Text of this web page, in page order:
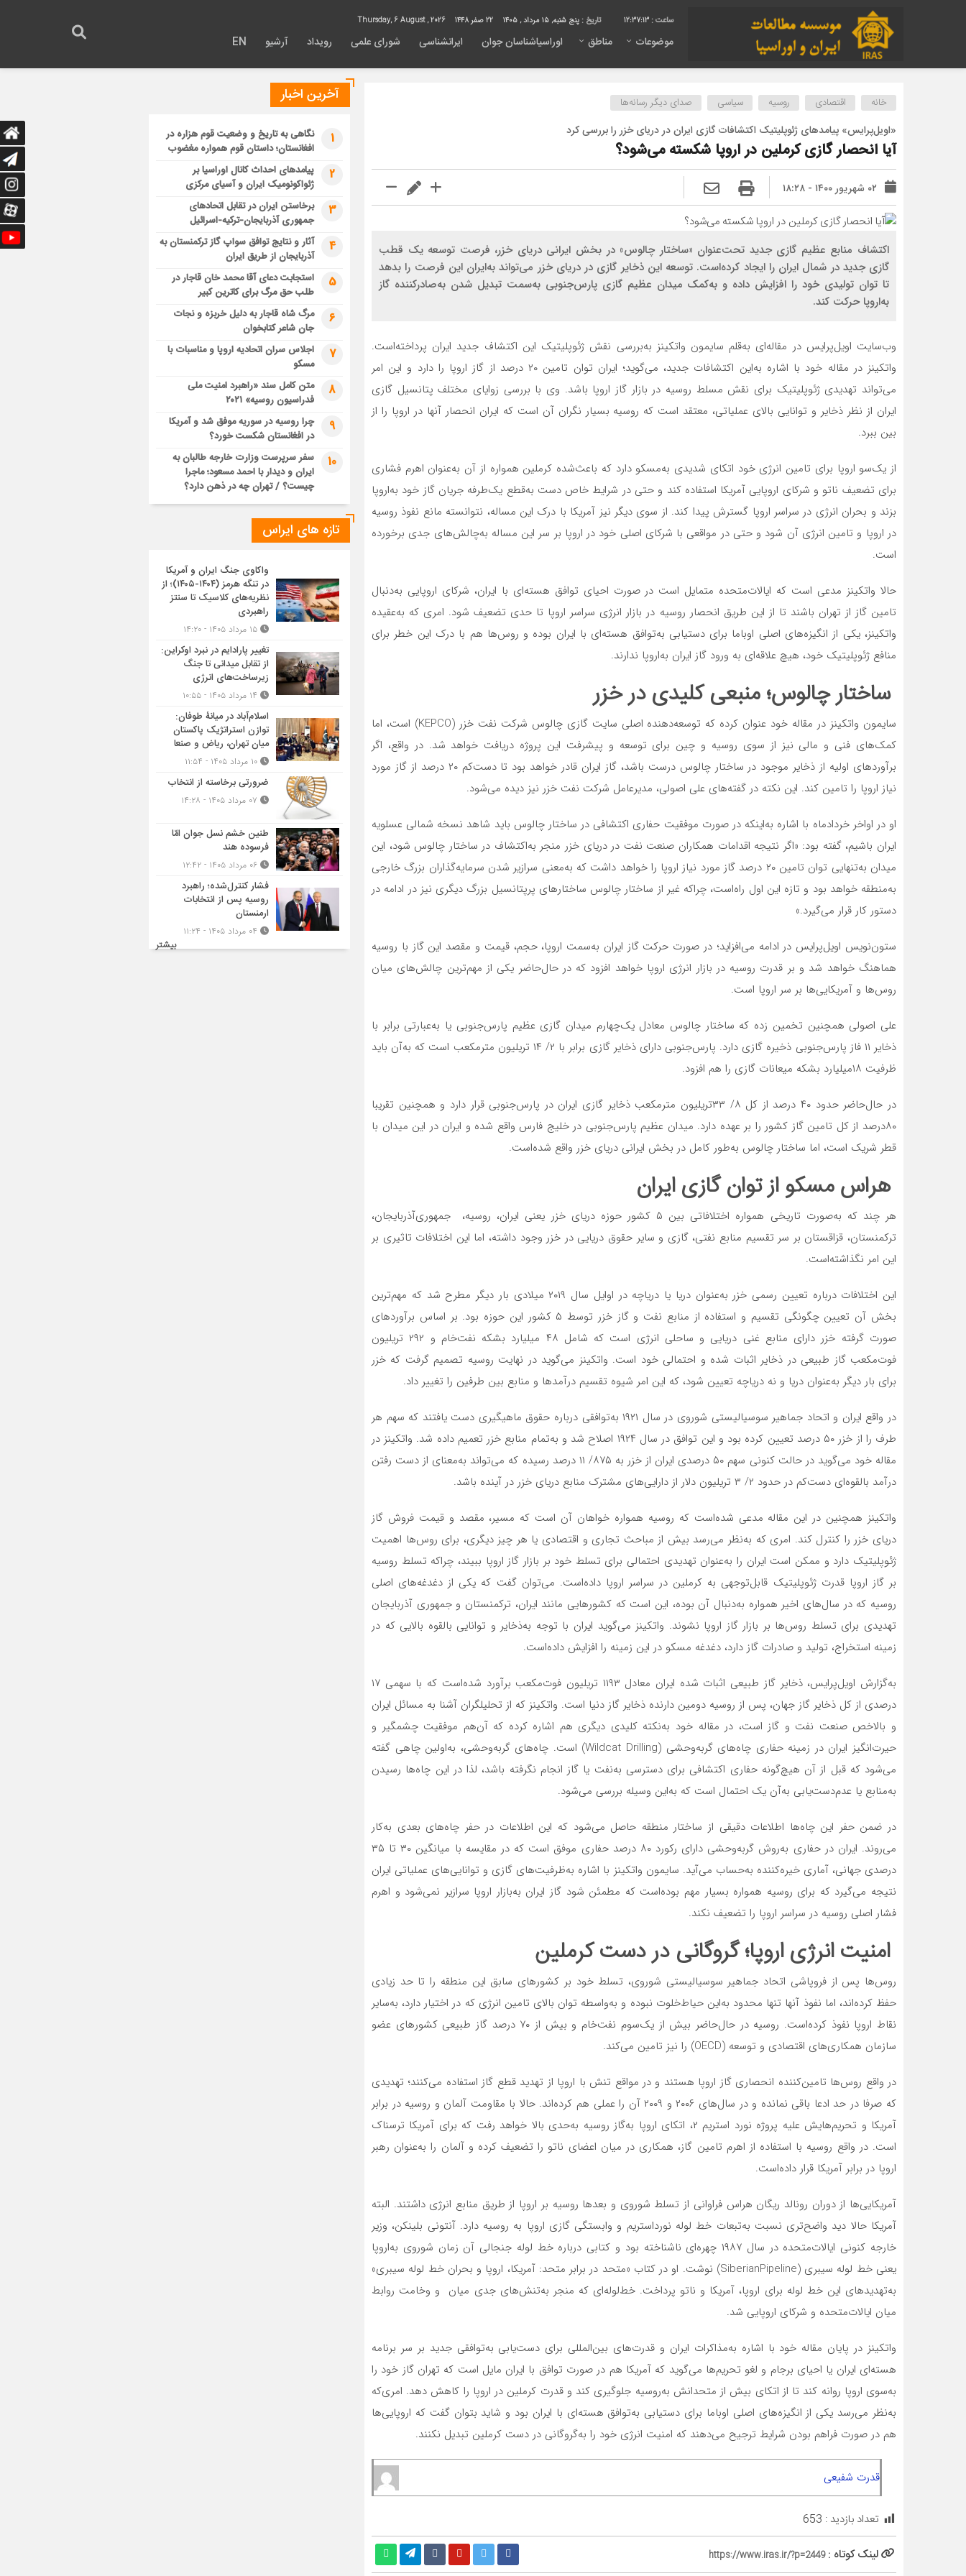
12:37:14 تاریخ : پنج شنبه, ۱۵ مرداد , ۱۴۰۵ 22 صفر 1448
موضوعات مناطق اوراسیاشناسان جوان ایرانشناسی شورای علمی رویداد آرشیو EN
خانه اقتصادی روسیه سیاسی صدای دیگر رسانه‌ها
«اویل‌پرایس» پیامدهای ژئوپلیتیک اکتشافات گازی ایران در دریای خزر را بررسی کرد
آیا انحصار گازی کرملین در اروپا شکسته می‌شود؟
۰۲ شهریور ۱۴۰۰ - ۱۸:۲۸
اکتشاف منابع عظیم گازی جدید تحت‌عنوان «ساختار چالوس» در بخش ایرانی دریای خزر، فرصت توسعه یک قطب
گازی جدید در شمال ایران را ایجاد کرده‌است. توسعه این ذخایر گازی در دریای خزر می‌تواند به‌ایران این فرصت را بدهد
تا توان تولیدی خود را افزایش داده و به‌کمک میدان عظیم گازی پارس‌جنوبی به‌سمت تبدیل شدن به‌صادرکننده گاز
به‌اروپا حرکت کند.
وب‌سایت اویل‌پرایس در مقاله‌ای به‌قلم سایمون واتکینز به‌بررسی نقش ژئوپلیتیک این اکتشاف جدید ایران پرداخته‌است.
واتکینز در مقاله خود با اشاره به‌این اکتشافات جدید، می‌گوید؛ ایران توان تامین ۲۰ درصد از گاز اروپا را دارد و این امر
می‌تواند تهدیدی ژئوپلیتیک برای نقش مسلط روسیه در بازار گاز اروپا باشد. وی با بررسی زوایای مختلف پتانسیل گازی
ایران از نظر ذخایر و توانایی بالای عملیاتی، معتقد است که روسیه بسیار نگران آن است که ایران انحصار آنها در اروپا را از
بین ببرد.
از یک‌سو اروپا برای تامین انرژی خود اتکای شدیدی به‌مسکو دارد که باعث‌شده کرملین همواره از آن به‌عنوان اهرم فشاری
برای تضعیف ناتو و شرکای اروپایی آمریکا استفاده کند و حتی در شرایط خاص دست به‌قطع یک‌طرفه جریان گاز خود به‌اروپا
بزند و بحران انرژی در سراسر اروپا گسترش پیدا کند. از سوی دیگر نیز آمریکا با درک این مساله، نتوانسته مانع نفوذ روسیه
در اروپا و تامین انرژی آن شود و حتی در مواقعی با شرکای اصلی خود در اروپا بر سر این مساله به‌چالش‌های جدی برخورده‌
است.
حالا واتکینز مدعی است که ایالات‌متحده متمایل است در صورت احیای توافق هسته‌ای با ایران، شرکای اروپایی به‌دنبال
تامین گاز از تهران باشند تا از این طریق انحصار روسیه در بازار انرژی سراسر اروپا تا حدی تضعیف شود. امری که به‌عقیده
واتکینز، یکی از انگیزه‌های اصلی اوباما برای دستیابی به‌توافق هسته‌ای با ایران بوده و روس‌ها هم با درک این خطر برای
منافع ژئوپلیتیک خود، هیچ علاقه‌ای به‌ ورود گاز ایران به‌اروپا ندارند.
ساختار چالوس؛ منبعی کلیدی در خزر
سایمون واتکینز در مقاله خود عنوان کرده که توسعه‌دهنده اصلی سایت گازی چالوس شرکت نفت خزر (KEPCO) است، اما
کمک‌های فنی و مالی نیز از سوی روسیه و چین برای توسعه و پیشرفت این پروژه دریافت خواهد شد. در واقع، اگر
برآوردهای اولیه از ذخایر موجود در ساختار چالوس درست باشد، گاز ایران قادر خواهد بود تا دست‌کم ۲۰ درصد از گاز مورد
نیاز اروپا را تامین کند. این نکته در گفته‌های علی اصولی، مدیرعامل شرکت نفت خزر نیز دیده می‌شود.
او در اواخر خرداد‌ماه با اشاره به‌اینکه در صورت موفقیت حفاری اکتشافی در ساختار چالوس باید شاهد نسخه شمالی عسلویه
ایران باشیم، گفته بود: «اگر نتیجه اقدامات همکاران صنعت نفت در دریای خزر منجر به‌اکتشاف در ساختار چالوس شود، این
میدان به‌تنهایی توان تامین ۲۰ درصد گاز مورد نیاز اروپا را خواهد داشت که به‌معنی سرازیر شدن سرمایه‌گذاران بزرگ خارجی
به‌منطقه خواهد بود و تازه این اول راه‌است، چراکه غیر از ساختار چالوس ساختارهای پرپتانسیل بزرگ دیگری نیز در ادامه در
دستور کار قرار می‌گیرد.»
ستون‌نویس اویل‌پرایس در ادامه می‌افزاید؛ در صورت حرکت گاز ایران به‌سمت اروپا، حجم، قیمت و مقصد این گاز با روسیه
هماهنگ خواهد شد و بر قدرت روسیه در بازار انرژی اروپا خواهد افزود که در حال‌حاضر یکی از مهم‌ترین چالش‌های میان
روس‌ها و آمریکایی‌ها بر سر اروپا است.
علی اصولی همچنین تخمین زده که ساختار چالوس معادل یک‌چهارم میدان گازی عظیم پارس‌جنوبی یا به‌عبارتی برابر با
ذخایر ۱۱ فاز پارس‌جنوبی ذخیره گازی دارد. پارس‌جنوبی دارای ذخایر گازی برابر با ۲/ ۱۴ تریلیون متر‌مکعب است که به‌آن باید
ظرفیت ۱۸‌میلیارد بشکه میعانات گازی را هم افزود.
در حال‌حاضر حدود ۴۰ درصد از کل ۸/ ۳۳‌تریلیون متر‌مکعب ذخایر گازی ایران در پارس‌جنوبی قرار دارد و همچنین تقریبا
۸۰درصد از کل تامین گاز کشور را بر عهده دارد. میدان عظیم پارس‌جنوبی در خلیج فارس واقع شده و ایران در این میدان با
قطر شریک است، اما ساختار چالوس به‌طور کامل در بخش ایرانی دریای خزر واقع شده‌است.
هراس مسکو از توان گازی ایران
هر چند که به‌صورت تاریخی همواره اختلافاتی بین ۵ کشور حوزه دریای خزر یعنی ایران، روسیه، جمهوری‌آذربایجان،
ترکمنستان، قزاقستان بر سر تقسیم منابع نفتی، گازی و سایر حقوق دریایی در خزر وجود داشته، اما این اختلافات تاثیری بر
این امر نگذاشته‌است.
این اختلافات درباره تعیین رسمی خزر به‌عنوان دریا یا دریاچه در اوایل سال ۲۰۱۹ میلادی بار دیگر مطرح شد که مهم‌ترین
بخش آن تعیین چگونگی تقسیم و استفاده از منابع نفت و گاز خزر توسط ۵ کشور این حوزه بود. بر اساس برآوردهای
صورت گرفته خزر دارای منابع غنی دریایی و ساحلی انرژی است که شامل ۴۸ میلیارد بشکه نفت‌خام و ۲۹۲ تریلیون
فوت‌مکعب گاز طبیعی در ذخایر اثبات شده و احتمالی خود است. واتکینز می‌گوید در نهایت روسیه تصمیم گرفت که خزر
برای بار دیگر به‌عنوان دریا و نه دریاچه تعیین شود، که این امر شیوه تقسیم درآمدها و منابع بین طرفین را تغییر داد.
در واقع ایران و اتحاد جماهیر سوسیالیستی شوروی در سال ۱۹۲۱ به‌توافقی درباره حقوق‌ ماهیگیری دست یافتند که سهم هر
طرف را از خزر ۵۰ درصد تعیین کرده بود و این توافق در سال ۱۹۲۴ اصلاح شد و به‌تمام منابع خزر تعمیم داده شد. واتکینز در
مقاله خود می‌گوید در حالت کنونی سهم ۵۰ درصدی ایران از خزر به ‌۸۷۵/ ۱۱ درصد رسیده که می‌تواند به‌معنای از دست رفتن
درآمد بالقوه‌ای دست‌کم در حدود ۲/ ۳ تریلیون دلار از دارایی‌های مشترک منابع دریای خزر در آینده باشد.
واتکینز همچنین در این مقاله مدعی شده‌است که روسیه همواره خواهان آن است که مسیر، مقصد و قیمت فروش گاز
دریای خزر را کنترل کند. امری که به‌نظر می‌رسد بیش از مباحث تجاری و اقتصادی یا هر چیز دیگری، برای روس‌ها اهمیت
ژئوپلیتیک دارد و ممکن است ایران را به‌عنوان تهدیدی احتمالی برای تسلط خود بر بازار گاز اروپا ببیند، چرا‌که تسلط روسیه
بر گاز اروپا قدرت ژئوپلیتیک قابل‌توجهی به ‌کرملین در سراسر اروپا داده‌است. می‌توان گفت که یکی از دغدغه‌های اصلی
روسیه که در سال‌های اخیر همواره به‌دنبال آن بوده، این است که کشورهایی مانند ایران، ترکمنستان و جمهوری آذربایجان
تهدیدی برای تسلط روس‌ها بر بازار گاز اروپا نشوند. واتکینز می‌گوید ایران با توجه به‌ذخایر و توانایی بالقوه بالایی که در
زمینه ‌استخراج، تولید و صادرات گاز دارد، دغدغه مسکو در این زمینه را افزایش داده‌است.
به‌گزارش اویل‌پرایس، ذخایر گاز طبیعی اثبات شده ایران معادل ۱۱۹۳ تریلیون فوت‌مکعب برآورد شده‌است که با سهمی ۱۷
درصدی از کل ذخایر گاز جهان، پس از روسیه دومین دارنده ذخایر گاز دنیا است. واتکینز که از تحلیلگران آشنا به ‌مسائل ایران
و بالاخص صنعت نفت و گاز است، در مقاله خود به‌نکته کلیدی دیگری هم اشاره کرده که آن‌هم موفقیت چشمگیر و
حیرت‌انگیز ایران در زمینه حفاری چاه‌های گربه‌وحشی (Wildcat Drilling) است. چاه‌های گربه‌وحشی، به‌اولین چاهی گفته
می‌شود که قبل از آن هیچ‌گونه حفاری اکتشافی برای دسترسی به‌نفت یا گاز انجام نگرفته باشد، لذا در این چاه‌ها رسیدن
به‌منابع یا عدم‌دست‌یابی به‌آن یک احتمال است که به‌این وسیله بررسی می‌شود.
در ضمن حفر این چاه‌ها اطلاعات دقیقی از ساختار منطقه حاصل می‌شود که این اطلاعات در حفر چاه‌های بعدی به‌کار
می‌روند. ایران در حفاری به‌روش گربه‌وحشی دارای رکورد ۸۰ درصد حفاری موفق است که در مقایسه با میانگین ۳۰ تا ۳۵
درصدی جهانی، آماری خیره‌کننده به‌حساب می‌آید. سایمون واتکینز با اشاره به‌ظرفیت‌های گازی و توانایی‌های عملیاتی ایران
نتیجه می‌گیرد که برای روسیه همواره بسیار مهم بوده‌است که مطمئن شود گاز ایران به‌بازار اروپا سرازیر نمی‌شود و اهرم
فشار اصلی روسیه در سراسر اروپا را تضعیف نکند.
امنیت انرژی اروپا؛ گروگانی در دست کرملین
روس‌ها پس از فروپاشی اتحاد جماهیر سوسیالیستی شوروی، تسلط خود بر کشورهای سابق این منطقه را تا حد زیادی
حفظ کرده‌اند، اما نفوذ آنها تنها محدود به‌این حیاط‌خلوت نبوده و به‌واسطه توان بالای تامین انرژی که در اختیار دارد، به‌سایر
نقاط اروپا نفوذ کرده‌است. روسیه در حال‌حاضر بیش از یک‌سوم نفت‌خام و بیش از ۷۰ درصد گاز طبیعی کشورهای عضو
سازمان همکاری‌های اقتصادی و توسعه (OECD) را نیز تامین می‌کند.
در واقع روس‌ها تامین‌کننده انحصاری گاز اروپا هستند و در مواقع تنش با اروپا از تهدید قطع گاز استفاده می‌کنند؛ تهدیدی
که صرفا در حد ادعا باقی نمانده و در سال‌های ۲۰۰۶ و ۲۰۰۹ آن را عملی هم کرده‌اند. حالا با مقاومت آلمان و روسیه در برابر
آمریکا و تحریم‌هایش علیه پروژه نورد استریم ۲، اتکای اروپا به‌گاز روسیه به‌حدی بالا خواهد رفت که برای آمریکا ترسناک
است. در واقع روسیه با استفاده از اهرم تامین گاز، همکاری ‌در میان اعضای ناتو را تضعیف کرده و آلمان را به‌عنوان رهبر
اروپا در برابر آمریکا قرار داده‌است.
آمریکایی‌ها از دوران رونالد ریگان هراس فراوانی از تسلط شوروی و بعدها روسیه بر اروپا از طریق منابع انرژی داشتند. البته
آمریکا حالا دید واضح‌تری نسبت به‌تبعات خط لوله نورداستریم و وابستگی گازی اروپا به ‌روسیه دارد. آنتونی بلینکن، وزیر
خارجه کنونی ایالات‌متحده در سال ۱۹۸۷ چهره‌ای ناشناخته بود و کتابی درباره خط لوله جنجالی آن زمان شوروی به‌اروپا
یعنی خط لوله سیبری (SiberianPipeline) نوشت. او در کتاب «متحد در برابر متحد: آمریکا، اروپا و بحران خط لوله سیبری»
به‌تهدیدهای این خط لوله برای اروپا، آمریکا و ناتو پرداخت. خط‌لوله‌ای که منجر به‌تنش‌های جدی میان و وخامت روابط
میان ایالات‌متحده و شرکای اروپایی شد.
واتکینز در پایان مقاله خود با اشاره به‌مذاکرات ایران و قدرت‌های بین‌المللی برای دست‌یابی به‌توافقی جدید بر سر برنامه
هسته‌ای ایران یا احیای برجام و لغو تحریم‌ها می‌گوید که آمریکا هم در صورت توافق با ایران مایل است که تهران گاز خود را
به‌سوی اروپا روانه کند تا از اتکای بیش از متحدانش به‌روسیه جلوگیری کند و قدرت کرملین در اروپا را کاهش دهد. امری‌که
به‌نظر می‌رسد یکی از انگیزه‌های اصلی اوباما برای دستیابی به‌توافق هسته‌ای با ایران بود و شاید بتوان گفت که اروپایی‌ها
هم در صورت فراهم بودن شرایط ترجیح می‌دهند که امنیت انرژی خود را به‌گروگانی در دست کرملین تبدیل نکنند.
قدرت شفیعی
تعداد بازدید : 653
لینک کوتاه :https://www.iras.ir/?p=2449
آخرین اخبار
1
نگاهی به تاریخ و وضعیت قوم هزاره در
افغانستان؛ داستان قوم همواره مغضوب
2
پیامدهای احداث کانال اوراسیا بر
ژئواکونومیک ایران و آسیای مرکزی
3
برخاستن ایران در تقابل اتحادهای
جمهوری آذربایجان-ترکیه-اسرائیل
4
آثار و نتایج توافق سواپ گاز ترکمنستان به
آذربایجان از طریق ایران
5
استجابت دعای آقا محمد خان قاجار در
طلب حق مرگ برای کاترین کبیر
6
مرگ شاه قاجار به دلیل خربزه و نجات
جان شاعر کتابخوان
7
اجلاس سران اتحادیه اروپا و مناسبات با
مسکو
8
متن کامل سند «راهبرد امنیت ملی
فدراسیون روسیه» ۲۰۲۱
9
چرا روسیه در سوریه موفق شد و آمریکا
در افغانستان شکست خورد؟
10
سفر سرپرست وزارت خارجه طالبان به
ایران و دیدار با احمد مسعود؛ ماجرا
چیست؟ / تهران چه در ذهن دارد؟
تازه های ایراس
واکاوی جنگ ایران و آمریکا
در تنگه هرمز (۱۴۰۴-۱۴۰۵)؛ از
نظریه‌های کلاسیک تا سنتز
راهبردی
تغییر پارادایم در نبرد اوکراین:
از تقابل میدانی تا جنگ
زیرساخت‌های انرژی
اسلام‌آباد در میانۀ طوفان:
توازن استراتژیک پاکستان
میان تهران، ریاض و صنعا
ضرورتی برخاسته از انتخاب
طنین خشم نسل جوان امّا
فرسوده هند
فشار کنترل‌شده؛ راهبرد
روسیه پس از انتخابات
ارمنستان
بیشتر